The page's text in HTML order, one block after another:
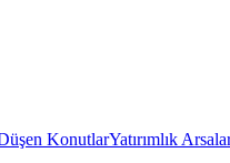
KonutlarYatırımlık